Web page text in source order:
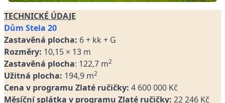
TECHNICKÉ ÚDAJE
Dům Stela 20
Zastavěná plocha: 6 + kk + G
Rozměry: 10,15 × 13 m
Zastavěná plocha: 122,7 m2
Užitná plocha: 194,9 m2
Cena v programu Zlaté ručičky: 4 600 000 Kč
Měsíční splátka v programu Zlaté ručičky: 22 246 Kč